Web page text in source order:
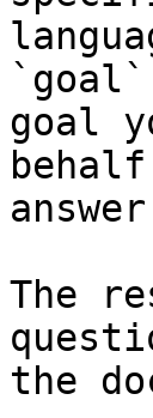
goal
The
the